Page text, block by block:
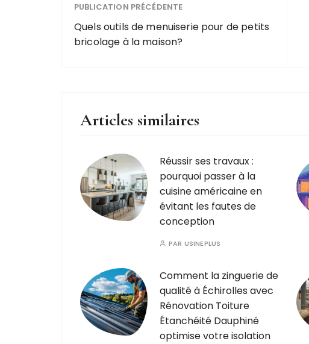
période se
lancer?
PUBLICATION PRÉCÉDENTE
Quels outils de menuiserie pour de petits
bricolage à la maison?
Articles similaires
Réussir ses travaux :
pourquoi passer à la
cuisine américaine en
évitant les fautes de
conception
PAR USINEPLUS
Comment la zinguerie de
qualité à Échirolles avec
Rénovation Toiture
Étanchéité Dauphiné
optimise votre isolation